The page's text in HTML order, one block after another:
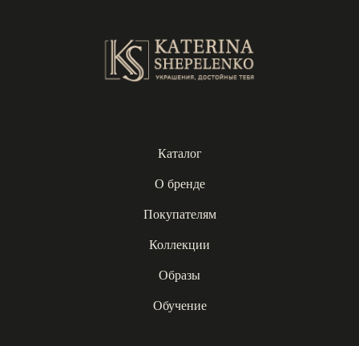
Каталог
О бренде
Покупателям
Коллекции
Образы
Обучение